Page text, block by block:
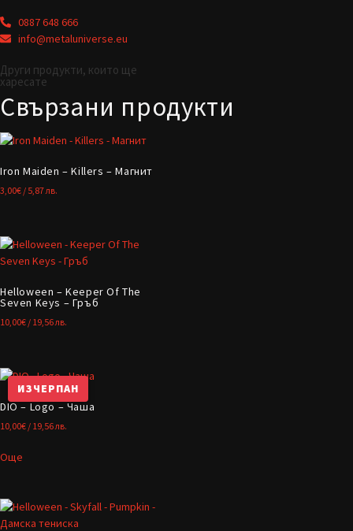
0887 648 666
info@metaluniverse.eu
Други продукти, които ще
харесате
Свързани продукти
Iron Maiden – Killers – Магнит
3,00€ / 5,87 лв.
Helloween – Keeper Of The
Seven Keys – Гръб
10,00€ / 19,56 лв.
ИЗЧЕРПАН
DIO – Logo – Чаша
10,00€ / 19,56 лв.
Още